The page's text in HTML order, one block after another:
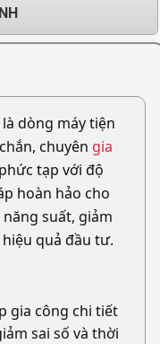
là dòng máy tiện
chuyên gia
tạp với độ
hoàn hảo cho
suất, giảm
quả đầu tư.
gia công chi tiết
sai số và thời